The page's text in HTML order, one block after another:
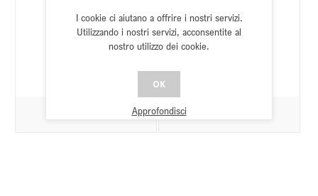
L300020005
In riordino
L300020013
Stato: Disponibile
I cookie ci aiutano a offrire i nostri servizi.
Utilizzando i nostri servizi, acconsentite al
nostro utilizzo dei cookie.
OK
Approfondisci